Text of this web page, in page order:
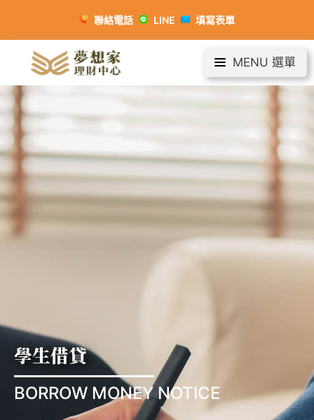
聯絡電話 LINE 填寫表單
MENU 選單
學生借貸
BORROW MONEY NOTICE